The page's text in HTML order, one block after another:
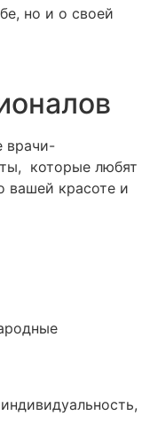
но и о своей
врачи-
которые любят
вашей красоте и